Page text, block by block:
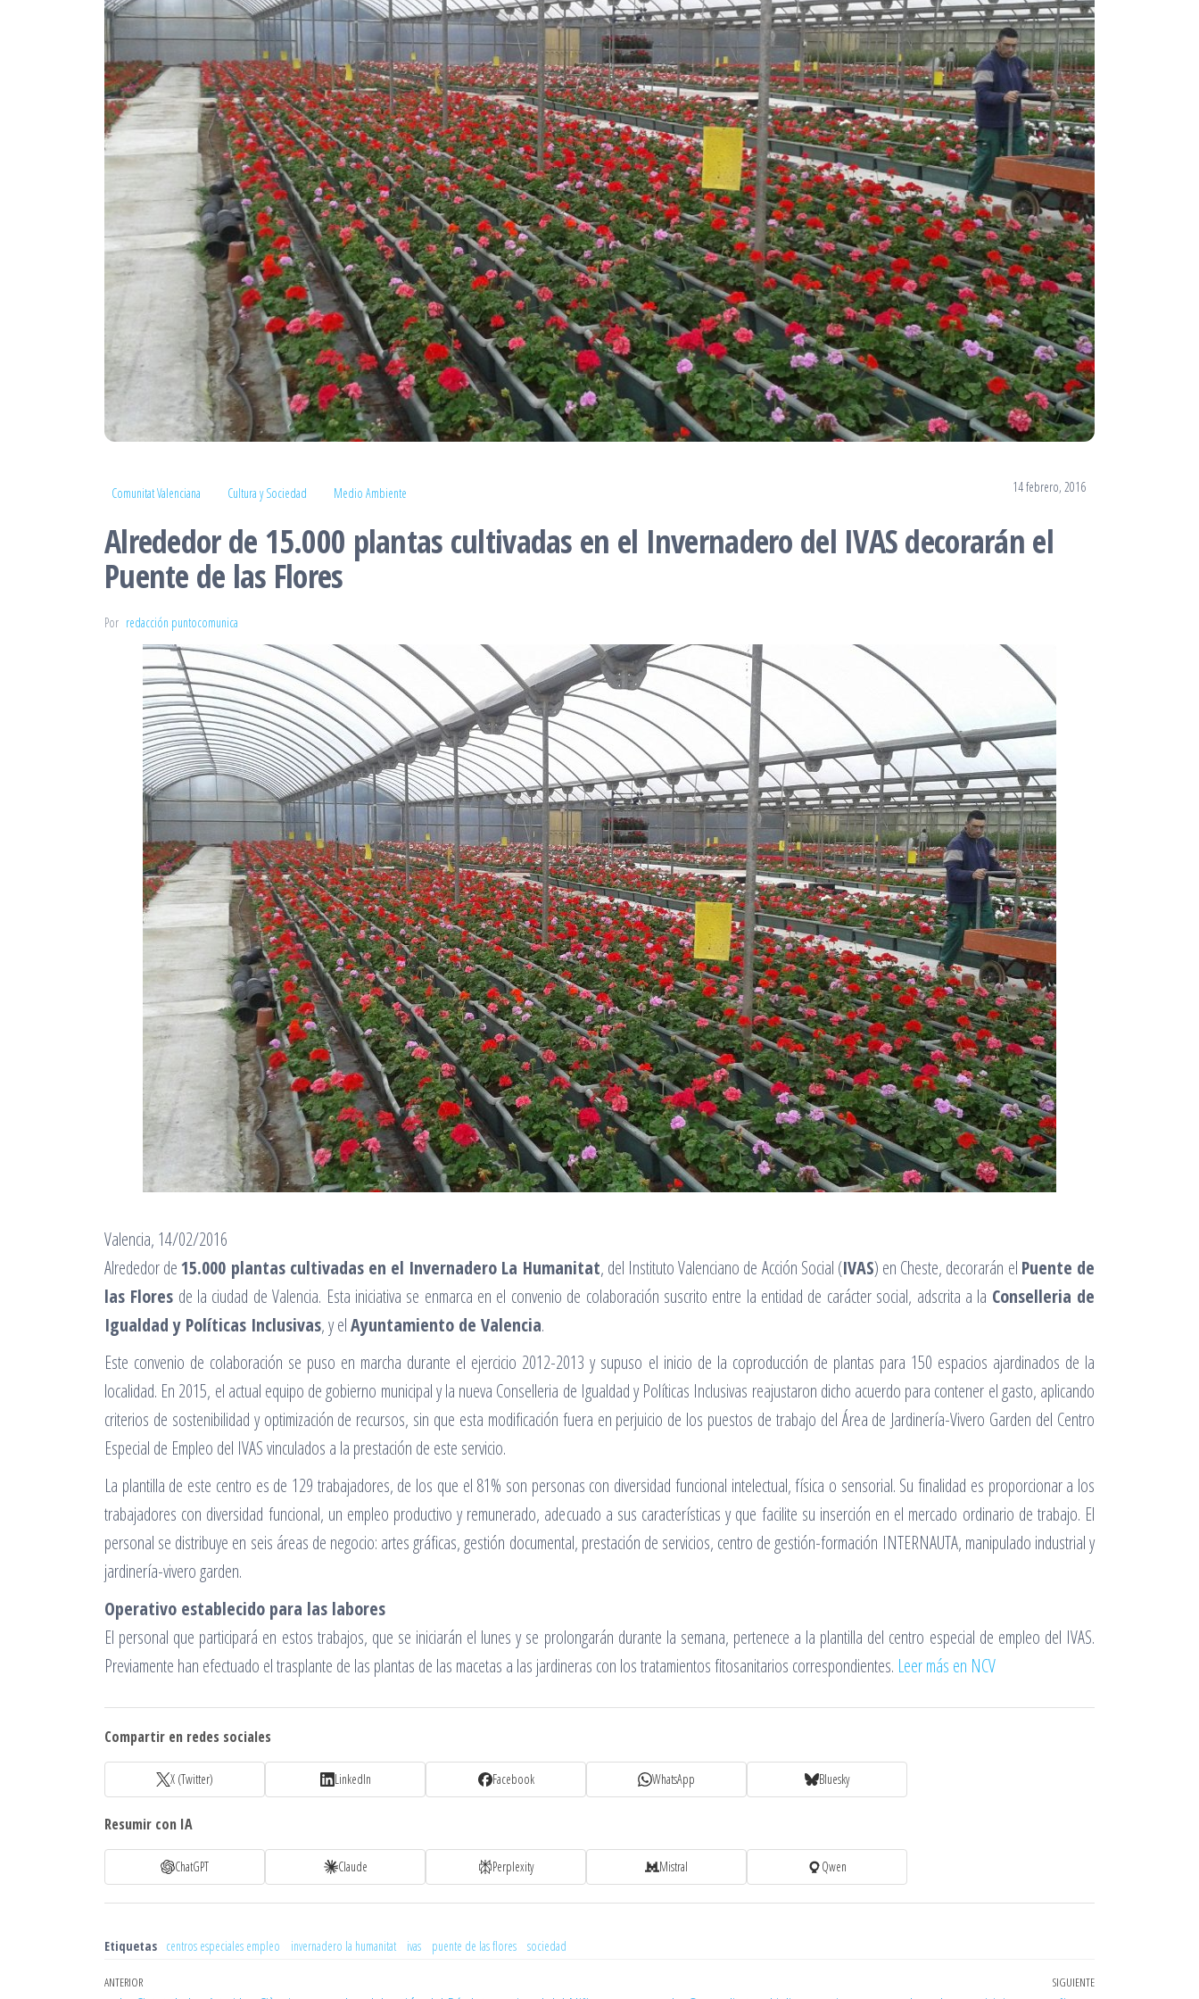
Comunitat Valenciana Cultura y Sociedad Medio Ambiente 14 febrero, 2016
Alrededor de 15.000 plantas cultivadas en el Invernadero del IVAS decorarán el
Puente de las Flores
Por redacción puntocomunica
Valencia, 14/02/2016
Alrededor de15.000 plantas cultivadas en el Invernadero La Humanitat, del Instituto Valenciano de Acción Social (IVAS) en Cheste, decorarán el Puente de
las Flores de la ciudad de Valencia. Esta iniciativa se enmarca en el convenio de colaboración suscrito entre la entidad de carácter social, adscrita a la Conselleria de
Igualdad y Políticas Inclusivas, y elAyuntamiento de Valencia.
Este convenio de colaboración se puso en marcha durante el ejercicio 2012-2013 y supuso el inicio de la coproducción de plantas para 150 espacios ajardinados de la
localidad. En 2015, el actual equipo de gobierno municipal y la nueva Conselleria de Igualdad y Políticas Inclusivas reajustaron dicho acuerdo para contener el gasto, aplicando
criterios de sostenibilidad y optimización de recursos, sin que esta modificación fuera en perjuicio de los puestos de trabajo del Área de Jardinería-Vivero Garden del Centro
Especial de Empleo del IVAS vinculados a la prestación de este servicio.
La plantilla de este centro es de 129 trabajadores, de los que el 81% son personas con diversidad funcional intelectual, física o sensorial. Su finalidad es proporcionar a los
trabajadores con diversidad funcional, un empleo productivo y remunerado, adecuado a sus características y que facilite su inserción en el mercado ordinario de trabajo. El
personal se distribuye en seis áreas de negocio: artes gráficas, gestión documental, prestación de servicios, centro de gestión-formación INTERNAUTA, manipulado industrial y
jardinería-vivero garden.
Operativo establecido para las labores
El personal que participará en estos trabajos, que se iniciarán el lunes y se prolongarán durante la semana, pertenece a la plantilla del centro especial de empleo del IVAS.
Previamente han efectuado el trasplante de las plantas de las macetas a las jardineras con los tratamientos fitosanitarios correspondientes. Leer más en NCV
Compartir en redes sociales
X (Twitter) LinkedIn Facebook WhatsApp Bluesky
Resumir con IA
ChatGPT Claude Perplexity Mistral Qwen
Etiquetas centros especiales empleo invernadero la humanitat ivas puente de las flores sociedad
Navegación
Entrada
ANTERIOR
Entrada
SIGUIENTE